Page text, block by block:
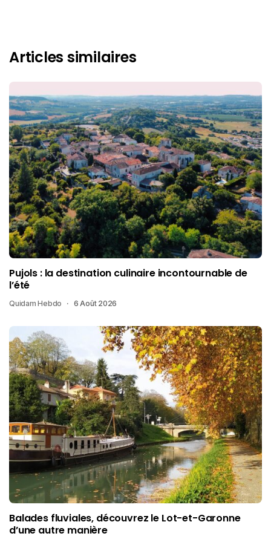
Articles similaires
Pujols : la destination culinaire incontournable de
l’été
Quidam Hebdo 6 Août 2026
Balades fluviales, découvrez le Lot-et-Garonne
d’une autre manière